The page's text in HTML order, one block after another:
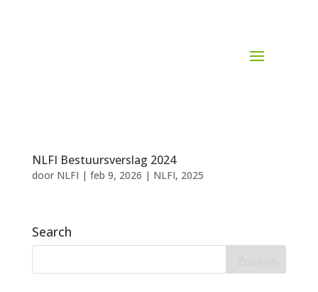
NLFI Bestuursverslag 2024
door NLFI | feb 9, 2026 | NLFI, 2025
Search